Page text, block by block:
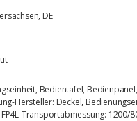
DE
Bedientafel,
Hersteller: Deckel,
Transportabmessung: 1200/